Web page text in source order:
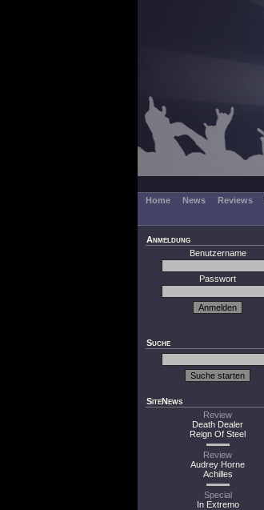
Home News Reviews
Anmeldung
Benutzername
Passwort
Suche
SiteNews
Review
Death Dealer
Reign Of Steel
Review
Audrey Horne
Achilles
Special
In Extremo